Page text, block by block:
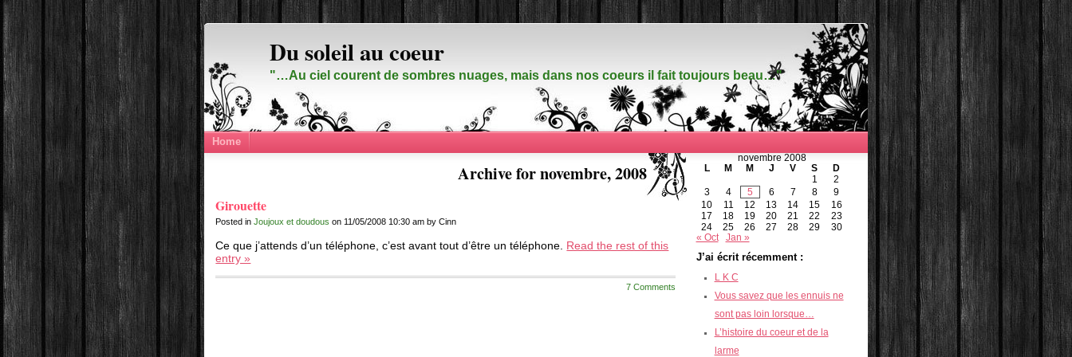
Du soleil au coeur
"…Au ciel courent de sombres nuages, mais dans nos coeurs il fait toujours beau…"
Home
Archive for novembre, 2008
Girouette
Posted inJoujoux et doudous on 11/05/2008 10:30 am by Cinn
Ce que j’attends d’un téléphone, c’est avant tout d’être un téléphone. Read the rest of this
entry »
7 Comments
novembre 2008
L
M M J V S
D
1
2
3
4 5 6 7 8
9
10
11 12 13 14 15
16
17
18 19 20 21 22
23
24
25 26 27 28 29
30
« Oct
Jan »
J’ai écrit récemment :
L K C
Vous savez que les ennuis ne
sont pas loin lorsque…
L’histoire du coeur et de la
larme